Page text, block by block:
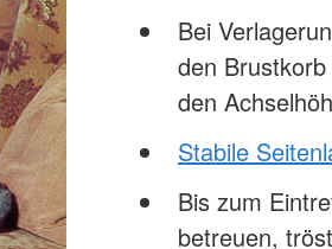
Bei
den
den
Stabile
Bis zum
betreuen,